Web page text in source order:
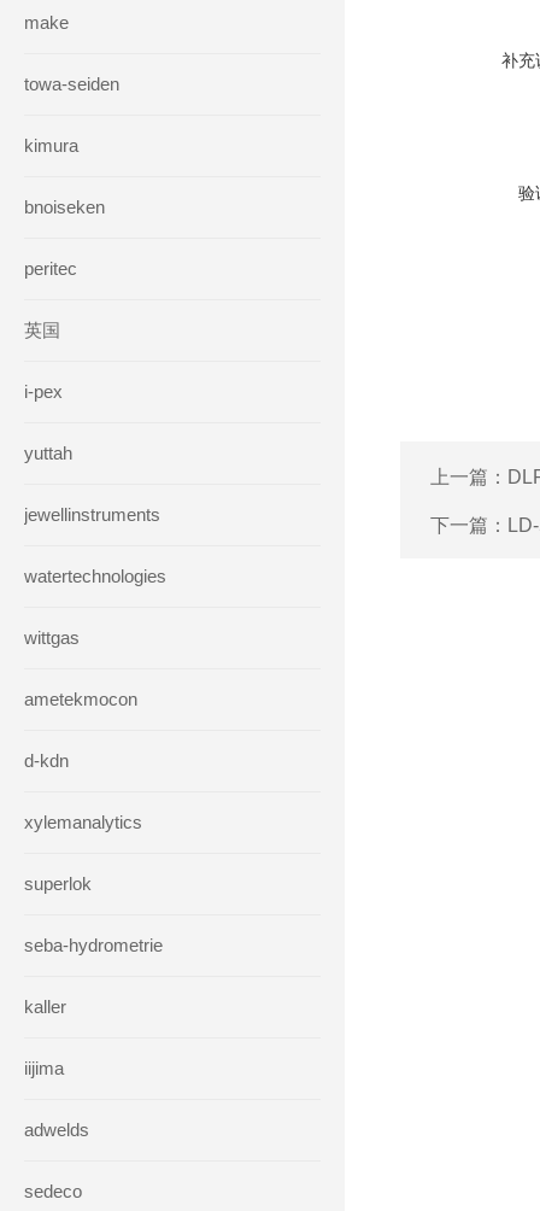
make
towa-seiden
kimura
bnoiseken
peritec
英国
i-pex
yuttah
jewellinstruments
watertechnologies
wittgas
ametekmocon
d-kdn
xylemanalytics
superlok
seba-hydrometrie
kaller
iijima
adwelds
sedeco
补充
验
上一篇：
下一篇：